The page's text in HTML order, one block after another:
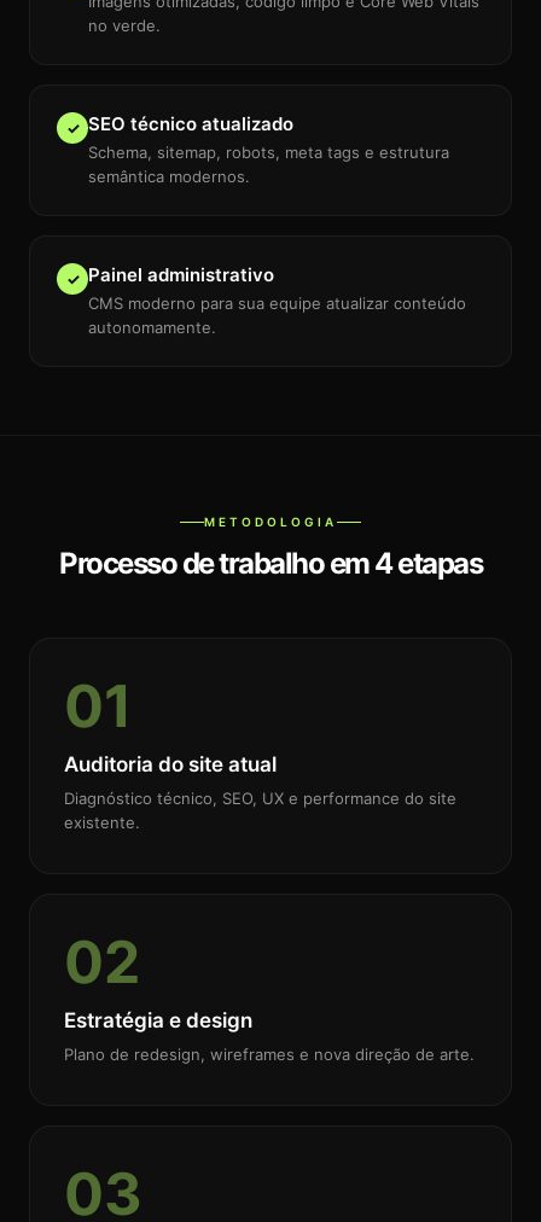
no verde.
✓ SEO técnico atualizado
Schema, sitemap, robots, meta tags e estrutura
semântica modernos.
✓ Painel administrativo
CMS moderno para sua equipe atualizar conteúdo
autonomamente.
METODOLOGIA
Processo de trabalho em 4 etapas
01
Auditoria do site atual
Diagnóstico técnico, SEO, UX e performance do site
existente.
02
Estratégia e design
Plano de redesign, wireframes e nova direção de arte.
03